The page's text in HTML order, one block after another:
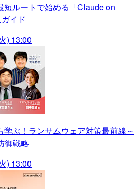
短ルートで始める「Claude on
イド
) 13:00
学ぶ！ランサムウェア対策最前線～
御戦略
) 13:00